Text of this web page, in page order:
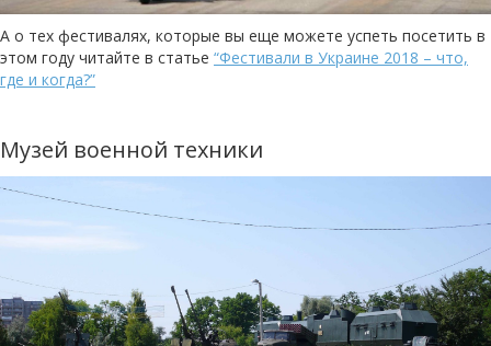
А о тех фестивалях, которые вы еще можете успеть посетить в
этом году читайте в статье “Фестивали в Украине 2018 – что,
где и когда?”
Музей военной техники